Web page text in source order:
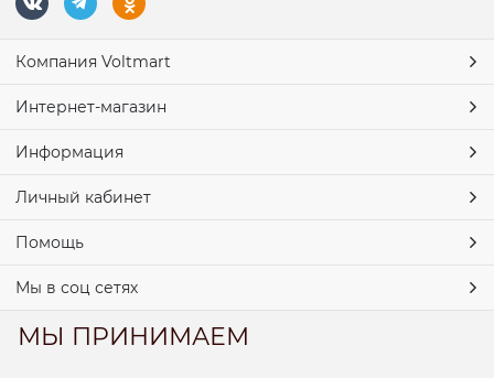
Компания Voltmart
Интернет-магазин
Информация
Личный кабинет
Помощь
Мы в соц сетях
МЫ ПРИНИМАЕМ